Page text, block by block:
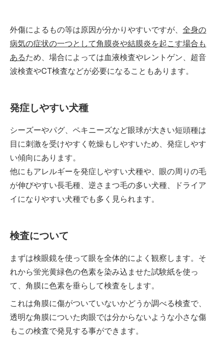
外傷によるもの等は原因が分かりやすいですが、 全身の
病気の症状の一つとして角膜炎や結膜炎を起こす場合も
あるため、場合によっては血液検査やレントゲン、超音
波検査やCT検査などが必要になることもあります。
発症しやすい犬種
シーズーやパグ、ペキニーズなど眼球が大きい短頭種は
目に刺激を受けやすく乾燥もしやすいため、発症しやす
い傾向にあります。
他にもアレルギーを発症しやすい犬種や、眼の周りの毛
が伸びやすい長毛種、逆さまつ毛の多い犬種、ドライア
イになりやすい犬種でも多く見られます。
検査について
まずは検眼鏡を使って眼を全体的によく観察します。そ
れから蛍光黄緑色の色素を染み込ませた試験紙を使っ
て、角膜に色素を垂らして検査をします。
これは角膜に傷がついていないかどうか調べる検査で、
透明な角膜についた肉眼では分からないような小さな傷
もこの検査で発見する事ができます。